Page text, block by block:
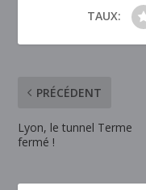
TAUX:
PRÉCÉDENT
Lyon, le tunnel Terme
fermé !